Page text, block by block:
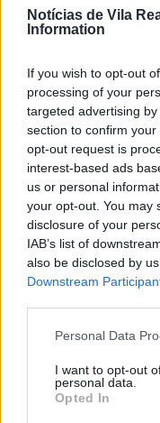
Notícias de Vila
Information
If you wish to opt-out
processing of your
targeted advertising
section to confirm
opt-out request is
interest-based ads
us or personal
your opt-out. You may
disclosure of your
IAB’s list of
also be disclosed by
Downstream
Personal Data
I want to opt-out
personal data.
Opted In
abril, na Praça do
Cerva.
Este evento
importância da
hábitos mais
participação de
área da saúde, que
rastreios e
prevenção e o
Torne-se assinante
no Notícias de Vila
jornal.